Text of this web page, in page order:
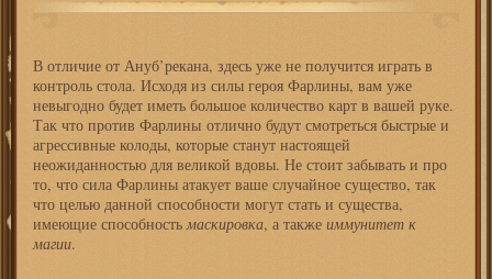
В отличие от Ануб’рекана, здесь уже не получится играть в
контроль стола. Исходя из силы героя Фарлины, вам уже
невыгодно будет иметь большое количество карт в вашей руке.
Так что против Фарлины отлично будут смотреться быстрые и
агрессивные колоды, которые станут настоящей
неожиданностью для великой вдовы. Не стоит забывать и про
то, что сила Фарлины атакует ваше случайное существо, так
что целью данной способности могут стать и существа,
имеющие способностьмаскировка, а также иммунитет к
магии.